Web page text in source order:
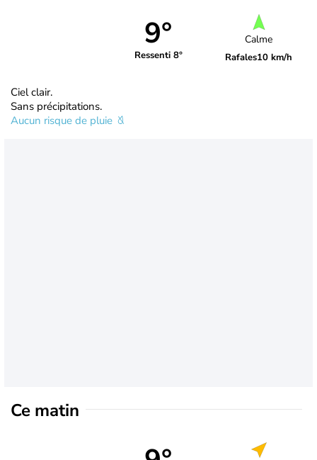
9°
Ressenti 8°
Calme
Rafales10 km/h
Ciel clair.
Sans précipitations.
Aucun risque de pluie
Ce matin